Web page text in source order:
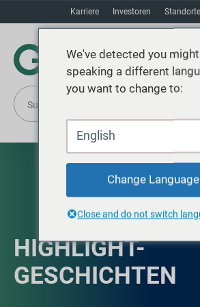
Karriere Investoren Standorte
HIGHLIGHT-
GESCHICHTEN
We've detected you
speaking a different
you want to change to:
English
Change Language
Close and do not switch